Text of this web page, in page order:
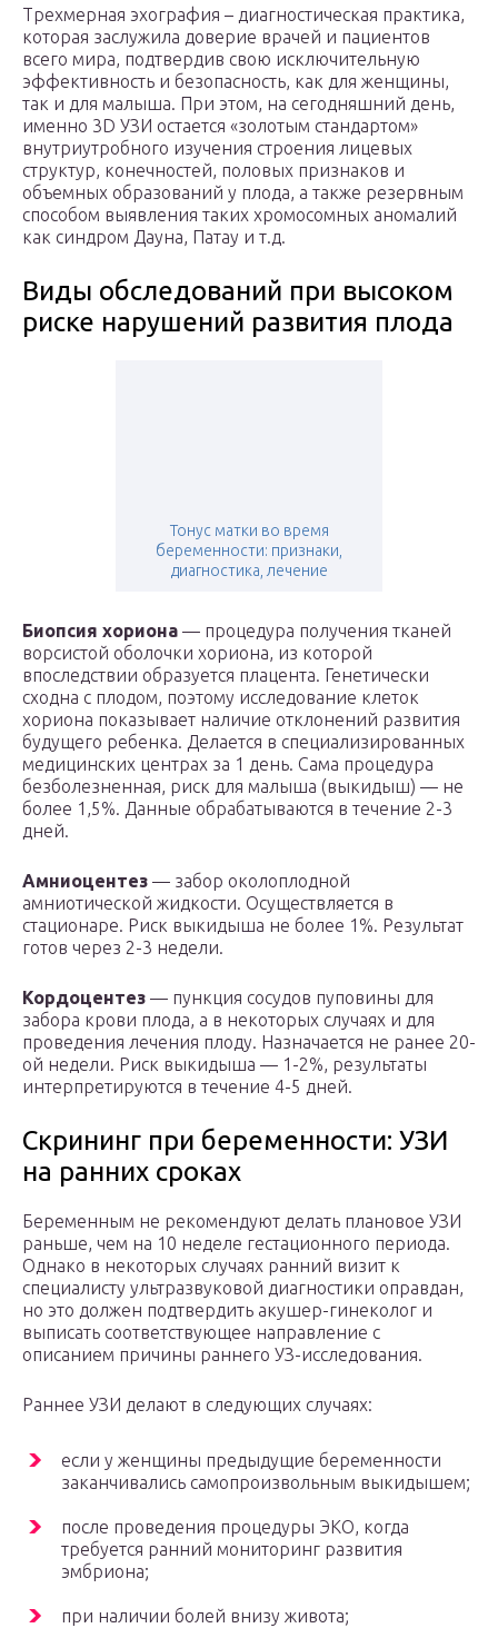
Трехмерная эхография – диагностическая практика,
которая заслужила доверие врачей и пациентов
всего мира, подтвердив свою исключительную
эффективность и безопасность, как для женщины,
так и для малыша. При этом, на сегодняшний день,
именно 3D УЗИ остается «золотым стандартом»
внутриутробного изучения строения лицевых
структур, конечностей, половых признаков и
объемных образований у плода, а также резервным
способом выявления таких хромосомных аномалий
как синдром Дауна, Патау и т.д.
Виды обследований при высоком
риске нарушений развития плода
Тонус матки во время
беременности: признаки,
диагностика, лечение
Биопсия хориона — процедура получения тканей
ворсистой оболочки хориона, из которой
впоследствии образуется плацента. Генетически
сходна с плодом, поэтому исследование клеток
хориона показывает наличие отклонений развития
будущего ребенка. Делается в специализированных
медицинских центрах за 1 день. Сама процедура
безболезненная, риск для малыша (выкидыш) — не
более 1,5%. Данные обрабатываются в течение 2-3
дней.
Амниоцентез — забор околоплодной
амниотической жидкости. Осуществляется в
стационаре. Риск выкидыша не более 1%. Результат
готов через 2-3 недели.
Кордоцентез — пункция сосудов пуповины для
забора крови плода, а в некоторых случаях и для
проведения лечения плоду. Назначается не ранее 20-
ой недели. Риск выкидыша — 1-2%, результаты
интерпретируются в течение 4-5 дней.
Скрининг при беременности: УЗИ
на ранних сроках
Беременным не рекомендуют делать плановое УЗИ
раньше, чем на 10 неделе гестационного периода.
Однако в некоторых случаях ранний визит к
специалисту ультразвуковой диагностики оправдан,
но это должен подтвердить акушер-гинеколог и
выписать соответствующее направление с
описанием причины раннего УЗ-исследования.
Раннее УЗИ делают в следующих случаях:
если у женщины предыдущие беременности
заканчивались самопроизвольным выкидышем;
после проведения процедуры ЭКО, когда
требуется ранний мониторинг развития
эмбриона;
при наличии болей внизу живота;